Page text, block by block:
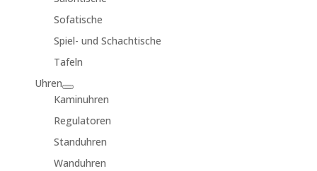
Sofatische
Spiel- und Schachtische
Tafeln
Uhren
Kaminuhren
Regulatoren
Standuhren
Wanduhren